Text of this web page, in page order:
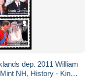
dep. 2011 William
NH, History - Kings